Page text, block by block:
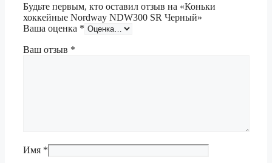
Будьте первым, кто оставил отзыв на «Коньки
хоккейные Nordway NDW300 SR Черный»
Ваша оценка *
Ваш отзыв *
Имя *